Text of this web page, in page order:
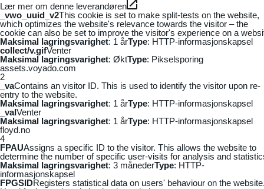
Lær mer om denne leverandøren
_vwo_uuid_v2This cookie is set to make split-tests on the website,
which optimizes the website's relevance towards the visitor – the
cookie can also be set to improve the visitor's experience on a
Maksimal lagringsvarighet: 1 årType: HTTP-informasjonskapsel
collect/v.gifVenter
Maksimal lagringsvarighet: ØktType: Pikselsporing
assets.voyado.com
2
_vaContains an visitor ID. This is used to identify the visitor upon re-
entry to the website.
Maksimal lagringsvarighet: 1 årType: HTTP-informasjonskapsel
_vaIVenter
Maksimal lagringsvarighet: 1 årType: HTTP-informasjonskapsel
floyd.no
4
FPAUAssigns a specific ID to the visitor. This allows the website to
determine the number of specific user-visits for analysis and
Maksimal lagringsvarighet: 3 månederType: HTTP-
informasjonskapsel
FPGSIDRegisters statistical data on users' behaviour on the